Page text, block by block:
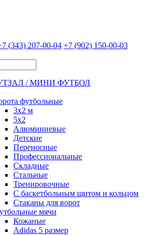
(343) 207-00-04 +7 (902) 150-00-03
/ МИНИ ФУТБОЛ
футбольные
3х2 м
5х2
Алюминиевые
Детские
Переносные
Профессиональные
Складные
Стальные
Тренировочные
С баскетбольным щитом и кольцом
Стаканы для ворот
мячи
Кожаные
Adidas 5 размер